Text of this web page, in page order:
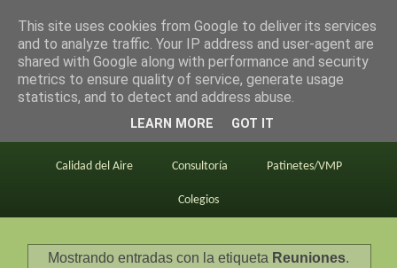
en bici por madrid
Este blog BiciMAD Primeros consejos
Calidad del Aire Consultoría Patinetes/VMP
Colegios
Mostrando entradas con la etiqueta Reuniones.
This site uses cookies from Google to deliver its services
and to analyze traffic. Your IP address and user-agent are
shared with Google along with performance and security
metrics to ensure quality of service, generate usage
statistics, and to detect and address abuse.
LEARN MORE GOT IT